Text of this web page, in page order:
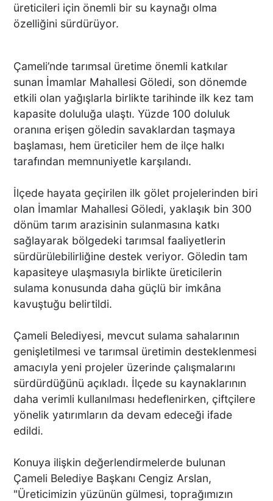
üreticileri için önemli bir su kaynağı olma
özelliğini sürdürüyor.
Çameli’nde tarımsal üretime önemli katkılar
sunan İmamlar Mahallesi Göledi, son dönemde
etkili olan yağışlarla birlikte tarihinde ilk kez tam
kapasite doluluğa ulaştı. Yüzde 100 doluluk
oranına erişen göledin savaklardan taşmaya
başlaması, hem üreticiler hem de ilçe halkı
tarafından memnuniyetle karşılandı.
İlçede hayata geçirilen ilk gölet projelerinden biri
olan İmamlar Mahallesi Göledi, yaklaşık bin 300
dönüm tarım arazisinin sulanmasına katkı
sağlayarak bölgedeki tarımsal faaliyetlerin
sürdürülebilirliğine destek veriyor. Göledin tam
kapasiteye ulaşmasıyla birlikte üreticilerin
sulama konusunda daha güçlü bir imkâna
kavuştuğu belirtildi.
Çameli Belediyesi, mevcut sulama sahalarının
genişletilmesi ve tarımsal üretimin desteklenmesi
amacıyla yeni projeler üzerinde çalışmalarını
sürdürdüğünü açıkladı. İlçede su kaynaklarının
daha verimli kullanılması hedeflenirken, çiftçilere
yönelik yatırımların da devam edeceği ifade
edildi.
Konuya ilişkin değerlendirmelerde bulunan
Çameli Belediye Başkanı Cengiz Arslan,
"Üreticimizin yüzünün gülmesi, toprağımızın